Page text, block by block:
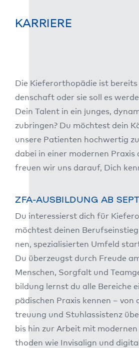
KARRIERE
Die Kie­fer­or­tho­pä­die ist
den­schaft oder sie soll es
Dein Talent in ein jun­ges,
zu­brin­gen? Du möch­test dein
unse­re Pati­en­ten hoch­wer­tig
dabei in einer moder­nen Pra­xis
freu­en wir uns dar­auf, Dich
ZFA-AUSBILDUNG AB
Du inter­es­sierst dich für
möch­test dei­nen
nen, spe­zia­li­sier­ten Umfeld
Du über­zeugst durch Freu­de
Men­schen, Sorg­falt und
bil­dung lernst du alle Berei­che
pä­di­schen Pra­xis ken­nen –
treu­ung und Stuh­l­as­sis­tenz
bis hin zur Arbeit mit
tho­den wie Invi­sa­lign und